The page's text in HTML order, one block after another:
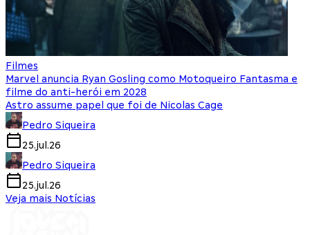
Filmes
Marvel anuncia Ryan Gosling como Motoqueiro Fantasma e
filme do anti-herói em 2028
Astro assume papel que foi de Nicolas Cage
Pedro Siqueira
25.jul.26
Pedro Siqueira
25.jul.26
Veja mais Notícias